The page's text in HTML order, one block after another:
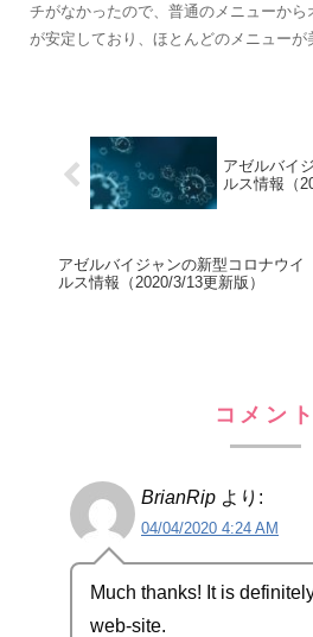
チがなかったので、普通のメニューか
が安定しており、ほとんどのメニューが
アゼルバイ
ルス情報（
アゼルバイジャンの新型コロナウイ
ルス情報（2020/3/13更新版）
コメント
BrianRip より:
04/04/2020 4:24 AM
Much thanks! It is
web-site.